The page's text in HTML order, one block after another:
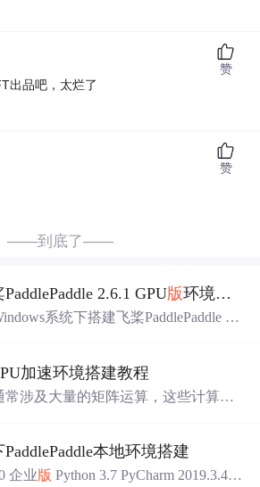
出品吧，太烂了
赞
赞
——到底了——
2.6.1 GPU版环境搭建避坑指南（CUDA 11.7+PaddleRS-develop）
系统下搭建飞桨PaddlePaddle 2.
验证，以及PaddleRS-develop分支的
旨在帮助开发者高效构建稳定的深
加速环境搭建教程
涉及大量的矩阵运算，这些计算在
作为国产深度学习框架，提供了完善
能够充分利用硬件加速能力。 本文
本地环境搭建
企业版 Python 3.7 PyCharm 2019.3.4